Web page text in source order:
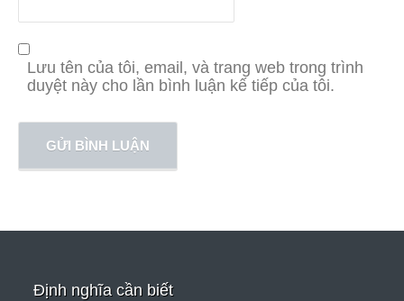
Lưu tên của tôi, email, và trang web trong trình
duyệt này cho lần bình luận kế tiếp của tôi.
Định nghĩa cần biết